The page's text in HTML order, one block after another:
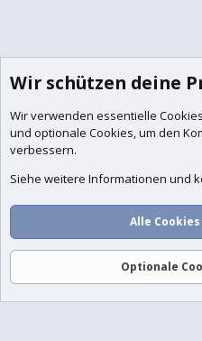
Aktuelles
Wir schützen deine
Wir verwenden essentielle Cookies
und optionale Cookies, um den
verbessern.
Siehe weitere Informationen und
Alle
Optionale